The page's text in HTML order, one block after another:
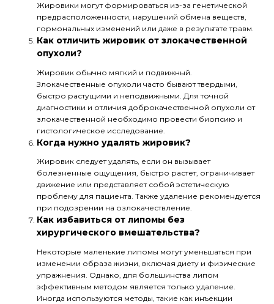
Жировики могут формироваться из-за генетической
предрасположенности, нарушений обмена веществ,
гормональных изменений или даже в результате травм.
Как отличить жировик от злокачественной
опухоли?
Жировик обычно мягкий и подвижный.
Злокачественные опухоли часто бывают твердыми,
быстро растущими и неподвижными. Для точной
диагностики и отличия доброкачественной опухоли от
злокачественной необходимо провести биопсию и
гистологическое исследование.
Когда нужно удалять жировик?
Жировик следует удалять, если он вызывает
болезненные ощущения, быстро растет, ограничивает
движение или представляет собой эстетическую
проблему для пациента. Также удаление рекомендуется
при подозрении на озлокачествление.
Как избавиться от липомы без
хирургического вмешательства?
Некоторые маленькие липомы могут уменьшаться при
изменении образа жизни, включая диету и физические
упражнения. Однако, для большинства липом
эффективным методом является только удаление.
Иногда используются методы, такие как инъекции